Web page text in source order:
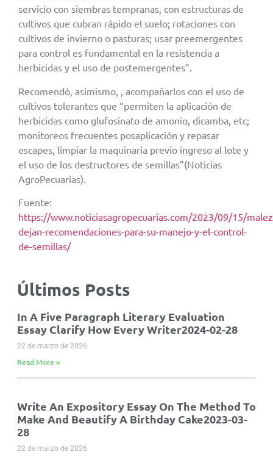
servicio con siembras tempranas, con estructuras de
cultivos que cubran rápido el suelo; rotaciones con
cultivos de invierno o pasturas; usar preemergentes
para control es fundamental en la resistencia a
herbicidas y el uso de postemergentes”.
Recomendó, asimismo, , acompañarlos con el uso de
cultivos tolerantes que “permiten la aplicación de
herbicidas como glufosinato de amonio, dicamba, etc;
monitoreos frecuentes posaplicación y repasar
escapes, limpiar la maquinaria previo ingreso al lote y
el uso de los destructores de semillas”(Noticias
AgroPecuarias).
Fuente:
https://www.noticiasagropecuarias.com/2023/09/15/
dejan-recomendaciones-para-su-manejo-y-el-control-
de-semillas/
Últimos Posts
In A Five Paragraph Literary Evaluation
Essay Clarify How Every Writer2024-02-28
22 de marzo de 2026
Read More »
Write An Expository Essay On The Method To
Make And Beautify A Birthday Cake2023-03-
28
22 de marzo de 2026